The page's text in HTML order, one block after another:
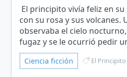
El principito vivía feliz en
con su rosa y sus volcanes.
observaba el cielo
fugaz y se le ocurrió pedir
amigo o una amiga con
aventuras. Al…
Ciencia ficción El Principito